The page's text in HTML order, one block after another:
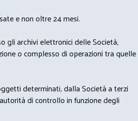
e non oltre 24 mesi.
gli archivi elettronici delle Società,
o complesso di operazioni tra quelle
determinati, dalla Società a terzi
di controllo in funzione degli